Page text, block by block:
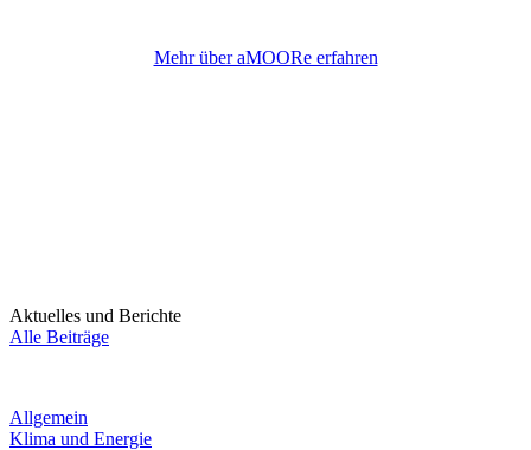
Mehr über aMOORe erfahren
Aktuelles und Berichte
Alle Beiträge
Allgemein
Klima und Energie